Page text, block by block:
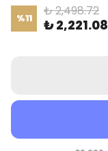
%11 ₺ 2,498.72
₺ 2,221.08